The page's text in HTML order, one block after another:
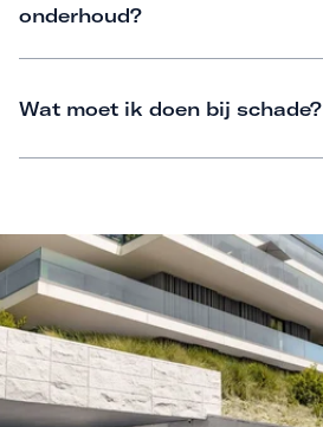
onderhoud?
Wat moet ik doen bij schade?